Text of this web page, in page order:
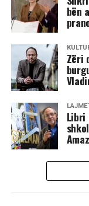
bën
Zëri
Libri